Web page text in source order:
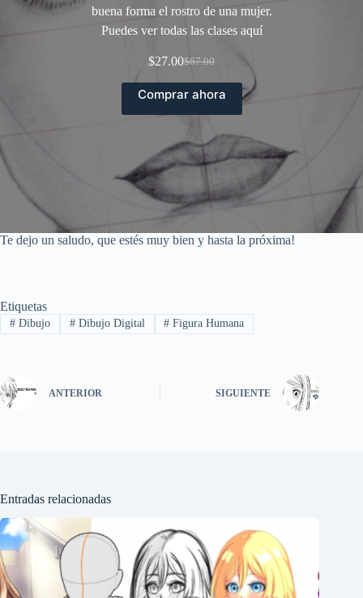
buena forma el rostro de una mujer.
Puedes ver todas las clases aquí
$67.00
El
precio
original
era:
$67.00.
$27.00El
precio
actual
es:
$27.00.
Comprar ahora
Te dejo un saludo, que estés muy bien y hasta la próxima!
Etiquetas
#Dibujo #Dibujo Digital # Figura Humana
ANTERIOR SIGUIENTE
Entradas relacionadas